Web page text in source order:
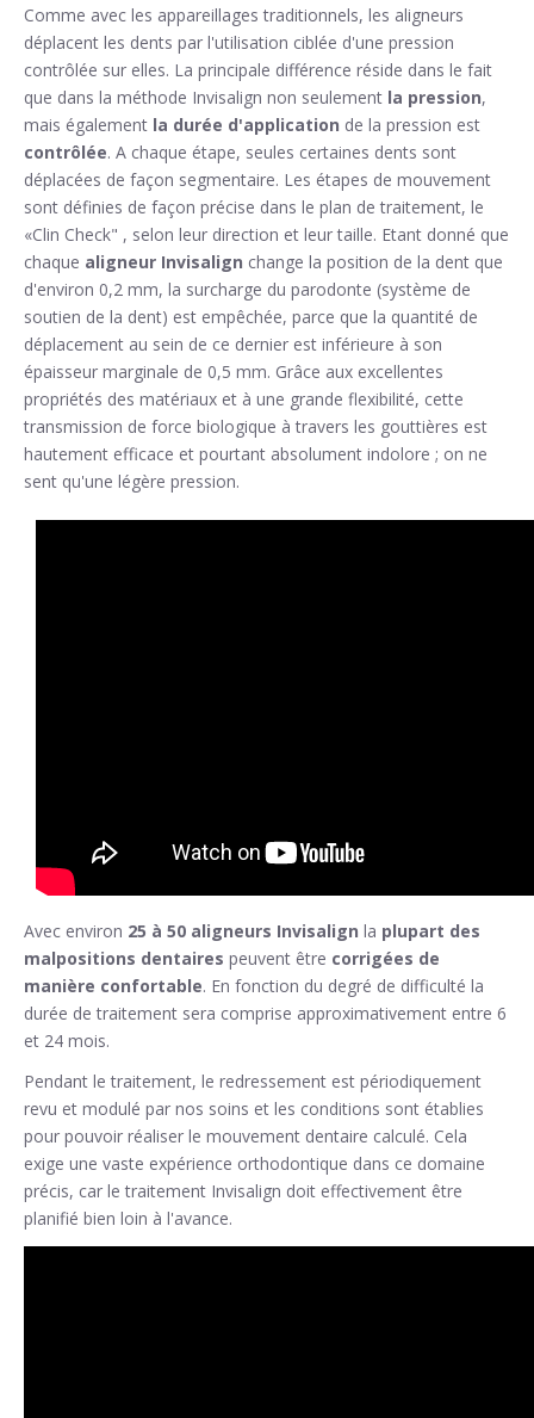
Comme avec les appareillages traditionnels, les aligneurs
déplacent les dents par l'utilisation ciblée d'une pression
contrôlée sur elles. La principale différence réside dans le fait
que dans la méthode Invisalign non seulement la pression,
mais également la durée d'application de la pression est
contrôlée. A chaque étape, seules certaines dents sont
déplacées de façon segmentaire. Les étapes de mouvement
sont définies de façon précise dans le plan de traitement, le
«Clin Check" , selon leur direction et leur taille. Etant donné que
chaque aligneur Invisalign change la position de la dent que
d'environ 0,2 mm, la surcharge du parodonte (système de
soutien de la dent) est empêchée, parce que la quantité de
déplacement au sein de ce dernier est inférieure à son
épaisseur marginale de 0,5 mm. Grâce aux excellentes
propriétés des matériaux et à une grande flexibilité, cette
transmission de force biologique à travers les gouttières est
hautement efficace et pourtant absolument indolore ; on ne
sent qu'une légère pression.
Avec environ 25 à 50 aligneurs Invisalign la plupart des
malpositions dentaires peuvent être corrigées de
manière confortable. En fonction du degré de difficulté la
durée de traitement sera comprise approximativement entre 6
et 24 mois.
Pendant le traitement, le redressement est périodiquement
revu et modulé par nos soins et les conditions sont établies
pour pouvoir réaliser le mouvement dentaire calculé. Cela
exige une vaste expérience orthodontique dans ce domaine
précis, car le traitement Invisalign doit effectivement être
planifié bien loin à l'avance.